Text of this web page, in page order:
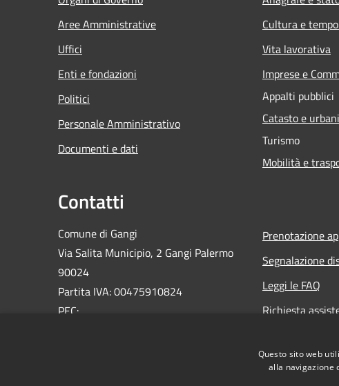
Aree Amministrative
Uffici
Enti e fondazioni
Politici
Personale Amministrativo
Documenti e dati
Cultura e
Vita lavorativa
Imprese e
Appalti pubblici
Catasto e
Turismo
Mobilità e
Contatti
Comune di Gangi
Via Salita Municipio, 2 Gangi Palermo
90024
Partita IVA: 00475910824
PEC:
Prenotazione
Segnalazione
Leggi le FAQ
Richiesta
Questo sito web
alla navigazione